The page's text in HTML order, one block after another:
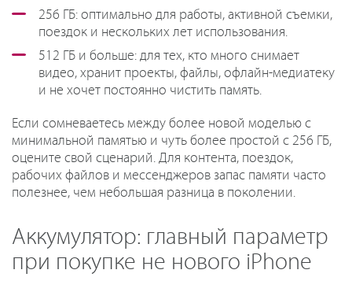
256 ГБ: оптимально для работы, активной съемки,
поездок и нескольких лет использования.
512 ГБ и больше: для тех, кто много снимает
видео, хранит проекты, файлы, офлайн-медиатеку
и не хочет постоянно чистить память.
Если сомневаетесь между более новой моделью с
минимальной памятью и чуть более простой с 256 ГБ,
оцените свой сценарий. Для контента, поездок,
рабочих файлов и мессенджеров запас памяти часто
полезнее, чем небольшая разница в поколении.
Аккумулятор: главный параметр
при покупке не нового iPhone